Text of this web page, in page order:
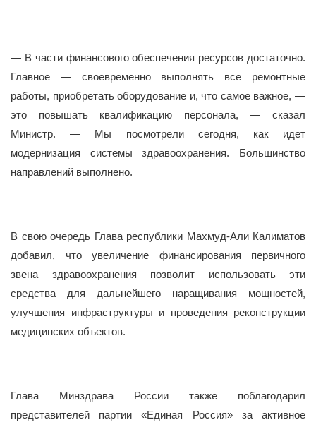
— В части финансового обеспечения ресурсов достаточно.
Главное — своевременно выполнять все ремонтные
работы, приобретать оборудование и, что самое важное, —
это повышать квалификацию персонала, — сказал
Министр. — Мы посмотрели сегодня, как идет
модернизация системы здравоохранения. Большинство
направлений выполнено.
В свою очередь Глава республики Махмуд-Али Калиматов
добавил, что увеличение финансирования первичного
звена здравоохранения позволит использовать эти
средства для дальнейшего наращивания мощностей,
улучшения инфраструктуры и проведения реконструкции
медицинских объектов.
Глава Минздрава России также поблагодарил
представителей партии «Единая Россия» за активное